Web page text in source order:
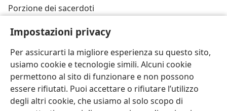
Impostazioni privacy
Per assicurarti la migliore esperienza su questo sito,
usiamo cookie e tecnologie simili. Alcuni cookie
permettono al sito di funzionare e non possono
essere rifiutati. Puoi accettare o rifiutare l’utilizzo
degli altri cookie, che usiamo al solo scopo di
Porzione dei sacerdoti
B A B
Italiano Condividi Impostazioni
Copyright © 2026 Watch Tower Bible and Tract Society of Pennsylvania